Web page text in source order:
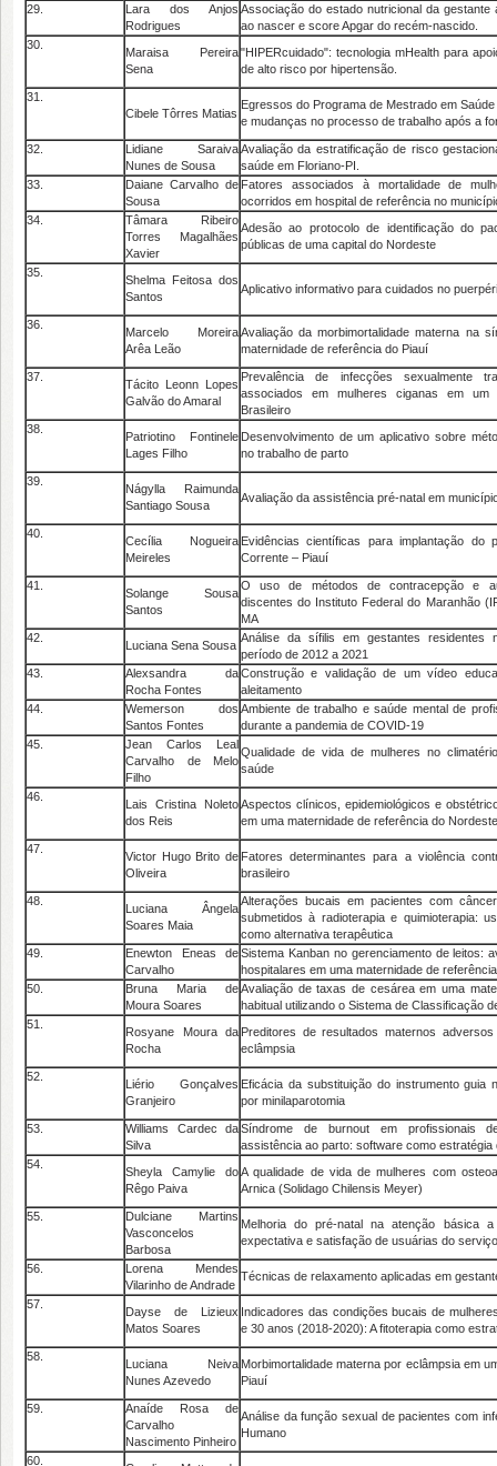
29.
Lara dos Anjos
Rodrigues
Associação do estado nutricional da gestante
ao nascer e score Apgar do recém-nascido.
30.
Maraisa Pereira
Sena
"HIPERcuidado": tecnologia mHealth para
de alto risco por hipertensão.
31.
Cibele Tôrres Matias
Egressos do Programa de Mestrado em
e mudanças no processo de trabalho após a
32.
Lidiane Saraiva
Nunes de Sousa
Avaliação da estratificação de risco
saúde em Floriano-PI.
33.
Daiane Carvalho de
Sousa
Fatores associados à mortalidade de
ocorridos em hospital de referência no
34.
Tâmara Ribeiro
Torres Magalhães
Xavier
Adesão ao protocolo de identificação do
públicas de uma capital do Nordeste
35.
Shelma Feitosa dos
Santos
Aplicativo informativo para cuidados no
36.
Marcelo Moreira
Arêa Leão
Avaliação da morbimortalidade materna na
maternidade de referência do Piauí
37.
Tácito Leonn Lopes
Galvão do Amaral
Prevalência de infecções sexualmente
associados em mulheres ciganas em um
Brasileiro
38.
Patriotino Fontinele
Lages Filho
Desenvolvimento de um aplicativo sobre
no trabalho de parto
39.
Nágylla Raimunda
Santiago Sousa
Avaliação da assistência pré-natal em
40.
Cecília Nogueira
Meireles
Evidências científicas para implantação do
Corrente – Piauí
41.
Solange Sousa
Santos
O uso de métodos de contracepção e
discentes do Instituto Federal do Maranhão
MA
42.
Luciana Sena Sousa
Análise da sífilis em gestantes residentes
período de 2012 a 2021
43.
Alexsandra da
Rocha Fontes
Construção e validação de um vídeo
aleitamento
44.
Wemerson dos
Santos Fontes
Ambiente de trabalho e saúde mental de
durante a pandemia de COVID-19
45.
Jean Carlos Leal
Carvalho de Melo
Filho
Qualidade de vida de mulheres no
saúde
46.
Lais Cristina Noleto
dos Reis
Aspectos clínicos, epidemiológicos e
em uma maternidade de referência do
47.
Victor Hugo Brito de
Oliveira
Fatores determinantes para a violência
brasileiro
48.
Luciana Ângela
Soares Maia
Alterações bucais em pacientes com
submetidos à radioterapia e quimioterapia:
como alternativa terapêutica
49.
Enewton Eneas de
Carvalho
Sistema Kanban no gerenciamento de leitos:
hospitalares em uma maternidade de referência
50.
Bruna Maria de
Moura Soares
Avaliação de taxas de cesárea em uma
habitual utilizando o Sistema de Classificação
51.
Rosyane Moura da
Rocha
Preditores de resultados maternos
eclâmpsia
52.
Liério Gonçalves
Granjeiro
Eficácia da substituição do instrumento guia
por minilaparotomia
53.
Williams Cardec da
Silva
Síndrome de burnout em profissionais
assistência ao parto: software como estratégia
54.
Sheyla Camylie do
Rêgo Paiva
A qualidade de vida de mulheres com
Arnica (Solidago Chilensis Meyer)
55.
Dulciane Martins
Vasconcelos
Barbosa
Melhoria do pré-natal na atenção básica
expectativa e satisfação de usuárias do serviço
56.
Lorena Mendes
Vilarinho de Andrade
Técnicas de relaxamento aplicadas em
57.
Dayse de Lizieux
Matos Soares
Indicadores das condições bucais de
e 30 anos (2018-2020): A fitoterapia como
58.
Luciana Neiva
Nunes Azevedo
Morbimortalidade materna por eclâmpsia em
Piauí
59.
Anaíde Rosa de
Carvalho
Nascimento Pinheiro
Análise da função sexual de pacientes com
Humano
60.